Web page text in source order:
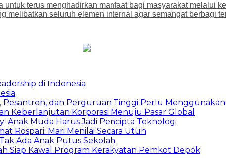
terus menghadirkan manfaat bagi masyarakat melalui
melibatkan seluruh elemen internal agar semangat berbagi
di Indonesia
dan Perguruan Tinggi Perlu Menggunakan
Keberlanjutan Korporasi Menuju Pasar Global
Anak Muda Harus Jadi Pencipta Teknologi
Rospari: Mari Menilai Secara Utuh
Ada Anak Putus Sekolah
Siap Kawal Program Kerakyatan Pemkot Depok